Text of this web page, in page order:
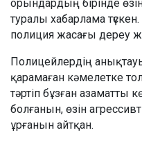
орындардың бірінде
туралы хабарлама
полиция жасағы дереу
Полицейлердің
қарамаған кәмелетке
тәртіп бұзған азаматты
болғанын, өзін
ұрғанын айтқан.